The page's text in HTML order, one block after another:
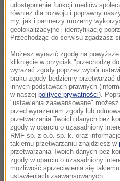
nekropolii muszą
czwartek (z 31
Wadąska - od
Polskiego do Kieźlin -
jednokierunkową. Tylko od
Polskiego będzie można
aż pod cmentarz. Od
będzie możliwy tylko do
cmentarza od tej strony
wyłącznie środkami
ul. Wadąskiej w ruchu
poruszały się wyłącznie
udostępnienie funkcji mediów
również dla rozwoju i poprawny
my, jak i partnerzy możemy
geolokalizacyjne i identyfikację
Przechodząc do serwisu zgadzasz
Możesz wyrazić zgodę na
kliknięcie w przycisk "przechodzę
wyrażać zgody poprzez wybór
braku zgody będziemy przetwarzać
innych podstawach prawnych
w naszej polityce prywatności).
"ustawienia zaawansowane"
przed wyrażeniem zgody lub
przetwarzania Twoich danych bez
zgody w oparciu o uzasadniony
RMF sp. z o.o. sp. k. oraz
takiemu przetwarzaniu znajdziesz w
przetwarzania Twoich danych bez
zgody w oparciu o uzasadniony
możliwość sprzeciwienia się
ustawieniach zaawansowanych.